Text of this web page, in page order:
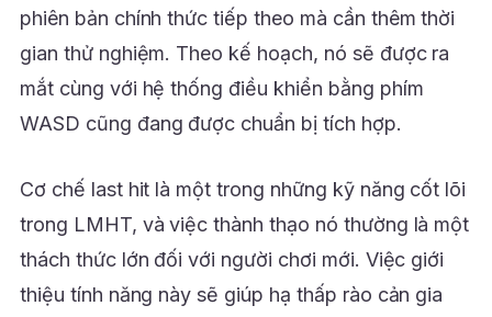
phiên bản chính thức tiếp theo mà cần thêm thời
gian thử nghiệm. Theo kế hoạch, nó sẽ được ra
mắt cùng với hệ thống điều khiển bằng phím
WASD cũng đang được chuẩn bị tích hợp.
Cơ chế last hit là một trong những kỹ năng cốt lõi
trong LMHT, và việc thành thạo nó thường là một
thách thức lớn đối với người chơi mới. Việc giới
thiệu tính năng này sẽ giúp hạ thấp rào cản gia